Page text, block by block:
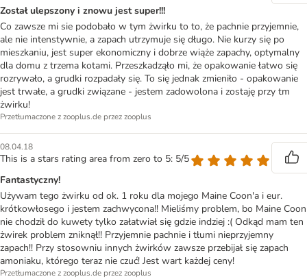
Został ulepszony i znowu jest super!!!
Co zawsze mi sie podobało w tym żwirku to to, że pachnie przyjemnie,
ale nie intenstywnie, a zapach utrzymuje się długo. Nie kurzy się po
mieszkaniu, jest super ekonomiczny i dobrze wiąże zapachy, optymalny
dla domu z trzema kotami. Przeszkadząło mi, że opakowanie łatwo się
rozrywało, a grudki rozpadały się. To się jednak zmieniło - opakowanie
jest trwałe, a grudki związane - jestem zadowolona i zostaję przy tm
żwirku!
Przetłumaczone z zooplus.de przez zooplus
08.04.18
This is a stars rating area from zero to 5: 5/5
Fantastyczny!
Używam tego żwirku od ok. 1 roku dla mojego Maine Coon'a i eur.
krótkowłosego i jestem zachwycona!! Mieliśmy problem, bo Maine Coon
nie chodził do kuwety tylko załatwiał się gdzie indziej :( Odkąd mam ten
żwirek problem zniknął!! Przyjemnie pachnie i tłumi nieprzyjemny
zapach!! Przy stosowniu innych żwirków zawsze przebijał się zapach
amoniaku, którego teraz nie czuć! Jest wart każdej ceny!
Przetłumaczone z zooplus.de przez zooplus